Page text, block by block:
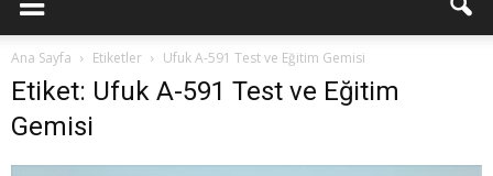
Ana Sayfa Etiketler Ufuk A-591 Test ve Eğitim Gemisi
Etiket: Ufuk A-591 Test ve Eğitim
Gemisi